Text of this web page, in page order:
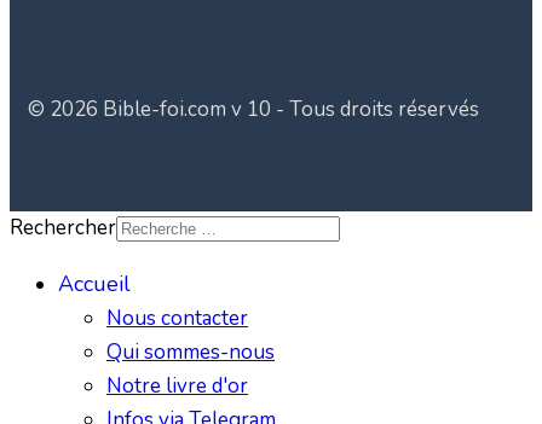
© 2026 Bible-foi.com v 10 - Tous droits réservés
Rechercher
Accueil
Nous contacter
Qui sommes-nous
Notre livre d'or